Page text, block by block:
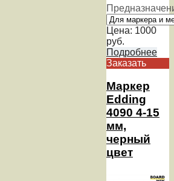
Цена: 1000
руб.
Подробнее
Заказать
Маркер
Edding
4090 4-15
мм,
черный
цвет